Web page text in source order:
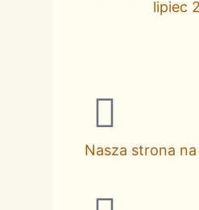
lipiec
Nasza strona